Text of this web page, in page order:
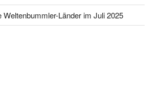
Weltenbummler-Länder im Juli 2025